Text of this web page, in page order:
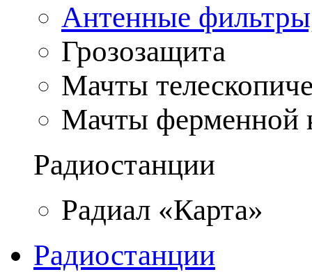
Антенные
Грозозащита
Мачты
Мачты ферменной
Радиостанции
Радиал «Карта»
Радиостанции